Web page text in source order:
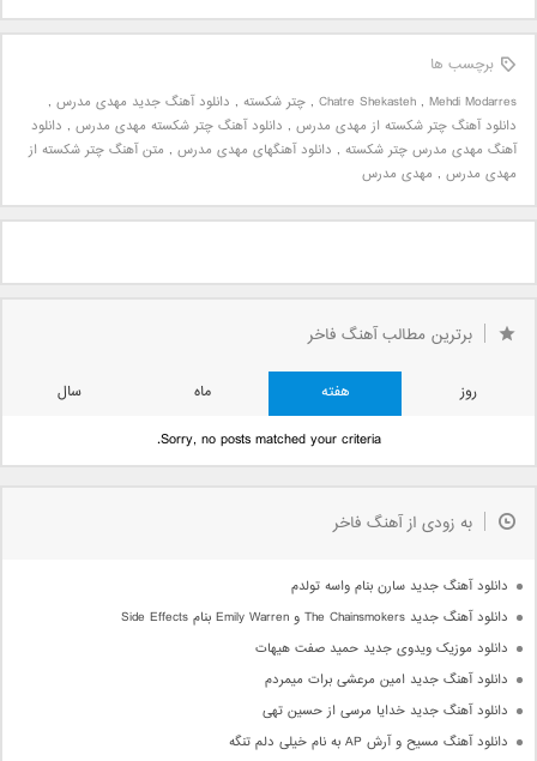
برچسب ها
Chatre Shekasteh , Mehdi Modarres
, چتر شکسته , دانلود آهنگ جدید مهدی مدرس ,
دانلود آهنگ چتر شکسته از مهدی مدرس , دانلود آهنگ چتر شکسته مهدی مدرس , دانلود
آهنگ مهدی مدرس چتر شکسته , دانلود آهنگهای مهدی مدرس , متن آهنگ چتر شکسته از
مهدی مدرس , مهدی مدرس
برترین مطالب آهنگ فاخر
روز هفته ماه
سال
Sorry, no posts matched your criteria.
به زودی از آهنگ فاخر
دانلود آهنگ جدید سارن بنام واسه تولدم
دانلود آهنگ جدید The Chainsmokers و Emily Warren بنام Side Effects
دانلود موزیک ویدوی جدید حمید صفت هیهات
دانلود آهنگ جدید امین مرعشی برات میمردم
دانلود آهنگ جدید خدایا مرسی از حسین تهی
دانلود آهنگ مسیح و آرش AP به نام خیلی دلم تنگه